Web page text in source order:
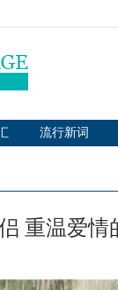
流行新词
重温爱情